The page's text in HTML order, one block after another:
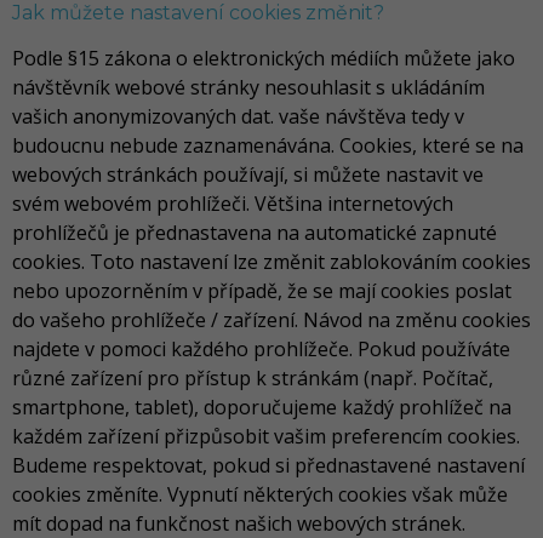
Jak můžete nastavení cookies změnit?
Podle §15 zákona o elektronických médiích můžete jako
návštěvník webové stránky nesouhlasit s ukládáním
vašich anonymizovaných dat. vaše návštěva tedy v
budoucnu nebude zaznamenávána. Cookies, které se na
webových stránkách používají, si můžete nastavit ve
svém webovém prohlížeči. Většina internetových
prohlížečů je přednastavena na automatické zapnuté
cookies. Toto nastavení lze změnit zablokováním cookies
nebo upozorněním v případě, že se mají cookies poslat
do vašeho prohlížeče / zařízení. Návod na změnu cookies
najdete v pomoci každého prohlížeče. Pokud používáte
různé zařízení pro přístup k stránkám (např. Počítač,
smartphone, tablet), doporučujeme každý prohlížeč na
každém zařízení přizpůsobit vašim preferencím cookies.
Budeme respektovat, pokud si přednastavené nastavení
cookies změníte. Vypnutí některých cookies však může
mít dopad na funkčnost našich webových stránek.